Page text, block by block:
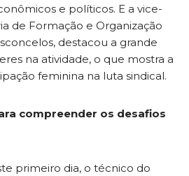
e políticos. E a vice-
de Formação e Organização
destacou a grande
na atividade, o que mostra a
feminina na luta sindical.
compreender os desafios
primeiro dia, o técnico do